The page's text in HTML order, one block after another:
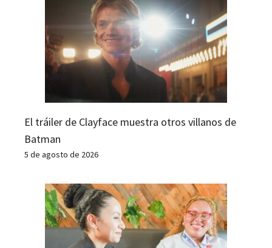
El tráiler de Clayface muestra otros villanos de
Batman
5 de agosto de 2026